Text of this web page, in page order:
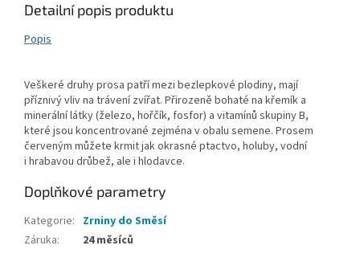
Detailní popis produktu
Popis
Veškeré druhy prosa patří mezi bezlepkové plodiny, mají
příznivý vliv na trávení zvířat. Přirozeně bohaté na křemík a
minerální látky (železo, hořčík, fosfor) a vitamínů skupiny B,
které jsou koncentrované zejména v obalu semene. Prosem
červeným můžete krmit jak okrasné ptactvo, holuby, vodní
i hrabavou drůbež, ale i hlodavce.
Doplňkové parametry
Kategorie: Zrniny do Směsí
Záruka: 24 měsíců